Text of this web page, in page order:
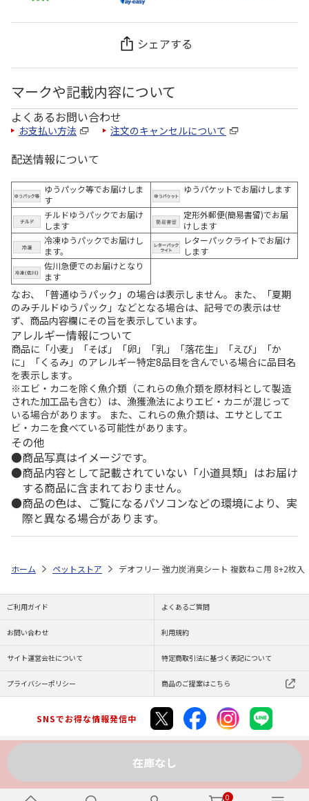
0
シェアする
マークや記載内容について
よくあるお問い合わせ
お支払い方法 注文のキャンセルについて
配送情報について
ゆうパック等でお届けしま
す
ゆうパケットでお届けします
チルドゆうパックでお届け
します
定形外郵便(簡易書留)でお届
けします
冷凍ゆうパックでお届けし
ます。
レターパックライトでお届け
します
佐川急便でのお届けとなり
ます
なお、「普通ゆうパック」の場合は表示しません。また、「夏期
のみチルドゆうパック」などとなる場合は、記号での表示はせ
ず、商品内容欄にその旨を表示しています。
アレルギー情報について
商品に「小麦」「そば」「卵」「乳」「落花生」「えび」「か
に」「くるみ」のアレルギー特定8品目を含んでいる場合に品目名
を表示します。
※エビ・カニを除く魚介類（これらの魚介類を原材料として製造
された加工品も含む）は、漁獲漁法によりエビ・カニが混じって
いる場合があります。 また、これらの魚介類は、エサとしてエ
ビ・カニを食べている可能性があります。
その他
商品写真はイメージです。
商品内容として記載されていない「小道具類」はお届け
する商品に含まれておりません。
商品の色は、ご覧になるパソコンなどの環境により、実
際と異なる場合があります。
在庫なし
ホーム ペットストア デオフリー 強力炭消臭シート 複数ねこ用 8+2枚入
ご利用ガイド よくあるご質問
お問い合わせ 利用規約
サイト運営会社について 特定商取引法に基づく表記について
プライバシーポリシー 商品のご提案はこちら
SNSでお得な情報発信中